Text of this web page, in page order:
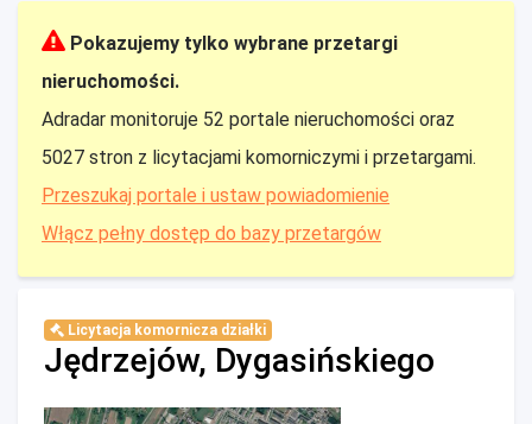
Pokazujemy tylko wybrane przetargi
nieruchomości.
Adradar monitoruje 52 portale nieruchomości oraz
5027 stron z licytacjami komorniczymi i przetargami.
Przeszukaj portale i ustaw powiadomienie
Włącz pełny dostęp do bazy przetargów
Licytacja komornicza działki
Jędrzejów, Dygasińskiego